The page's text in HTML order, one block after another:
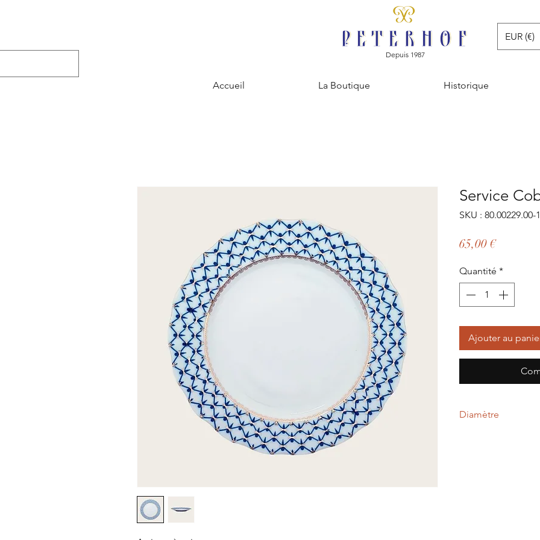
EUR (€)
Depuis 1987
Accueil La Boutique Historique
Service
SKU : 80.00229.00-1
65,00 €Prix
Quantité *
Ajouter au
Diamètre